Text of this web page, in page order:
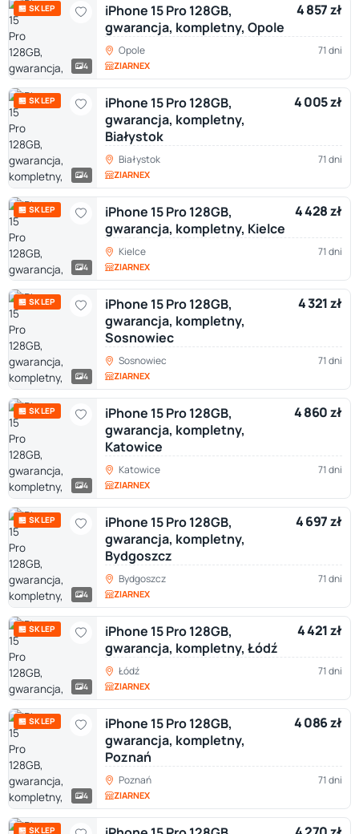
🏪 SKLEP
4
iPhone 15 Pro 128GB,
gwarancja, kompletny, Opole
4 857 zł
Opole 71 dni
ZIARNEX
🏪 SKLEP
4
iPhone 15 Pro 128GB,
gwarancja, kompletny,
Białystok
4 005 zł
Białystok 71 dni
ZIARNEX
🏪 SKLEP
4
iPhone 15 Pro 128GB,
gwarancja, kompletny, Kielce
4 428 zł
Kielce 71 dni
ZIARNEX
🏪 SKLEP
4
iPhone 15 Pro 128GB,
gwarancja, kompletny,
Sosnowiec
4 321 zł
Sosnowiec 71 dni
ZIARNEX
🏪 SKLEP
4
iPhone 15 Pro 128GB,
gwarancja, kompletny,
Katowice
4 860 zł
Katowice 71 dni
ZIARNEX
🏪 SKLEP
4
iPhone 15 Pro 128GB,
gwarancja, kompletny,
Bydgoszcz
4 697 zł
Bydgoszcz 71 dni
ZIARNEX
🏪 SKLEP
4
iPhone 15 Pro 128GB,
gwarancja, kompletny, Łódź
4 421 zł
Łódź 71 dni
ZIARNEX
🏪 SKLEP
4
iPhone 15 Pro 128GB,
gwarancja, kompletny,
Poznań
4 086 zł
Poznań 71 dni
ZIARNEX
🏪 SKLEP